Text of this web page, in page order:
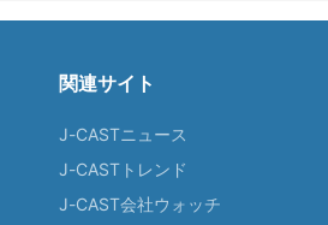
関連サイト
J-CASTニュース
J-CASTトレンド
J-CAST会社ウォッチ